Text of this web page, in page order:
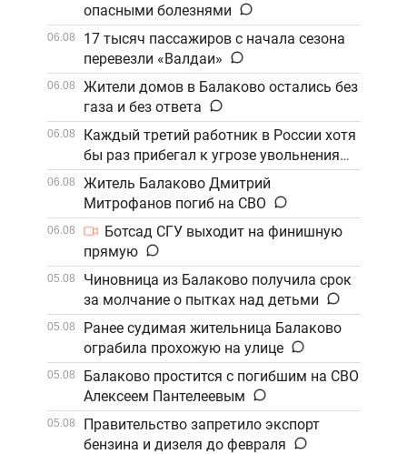
опасными болезнями
06.08
17 тысяч пассажиров с начала сезона
перевезли «Валдаи»
06.08
Жители домов в Балаково остались без
газа и без ответа
06.08
Каждый третий работник в России хотя
бы раз прибегал к угрозе увольнения
06.08
Житель Балаково Дмитрий
Митрофанов погиб на СВО
06.08
Ботсад СГУ выходит на финишную
прямую
05.08
Чиновница из Балаково получила срок
за молчание о пытках над детьми
05.08
Ранее судимая жительница Балаково
ограбила прохожую на улице
05.08
Балаково простится с погибшим на СВО
Алексеем Пантелеевым
05.08
Правительство запретило экспорт
бензина и дизеля до февраля